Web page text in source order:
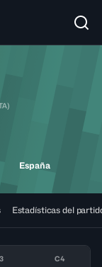
España
Estadísticas del
C4